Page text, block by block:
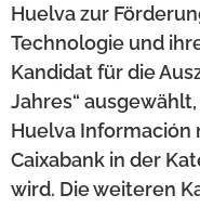
Huelva zur
Technologie und
Kandidat für die
Jahres“
Huelva
Caixabank in der
wird. Die weiteren